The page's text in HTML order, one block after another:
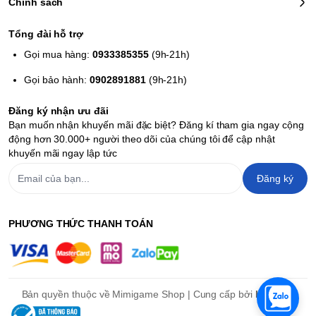
Tổng đài hỗ trợ
Gọi mua hàng:0933385355(9h-21h)
Gọi bảo hành:0902891881(9h-21h)
Đăng ký nhận ưu đãi
Bạn muốn nhận khuyến mãi đặc biệt? Đăng kí tham gia ngay cộng
động hơn 30.000+ người theo dõi của chúng tôi để cập nhật
khuyến mãi ngay lập tức
Đăng ký
PHƯƠNG THỨC THANH TOÁN
Bản quyền thuộc về Mimigame Shop | Cung cấp bởi Haravan